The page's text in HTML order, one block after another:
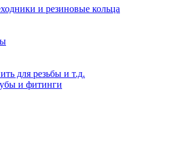
и резиновые кольца
для резьбы и т.д.
и фитинги